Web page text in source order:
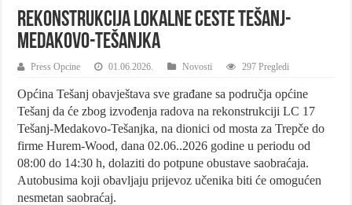
Rekonstrukcija lokalne ceste Tešanj-
Medakovo-Tešanjka
Press Opcine 01.06.2026. Novosti 297 Pregledi
Općina Tešanj obavještava sve građane sa područja općine
Tešanj da će zbog izvođenja radova na rekonstrukciji LC 17
Tešanj-Medakovo-Tešanjka, na dionici od mosta za Trepče do
firme Hurem-Wood, dana 02.06..2026 godine u periodu od
08:00 do 14:30 h, dolaziti do potpune obustave saobraćaja.
Autobusima koji obavljaju prijevoz učenika biti će omogućen
nesmetan saobraćaj.